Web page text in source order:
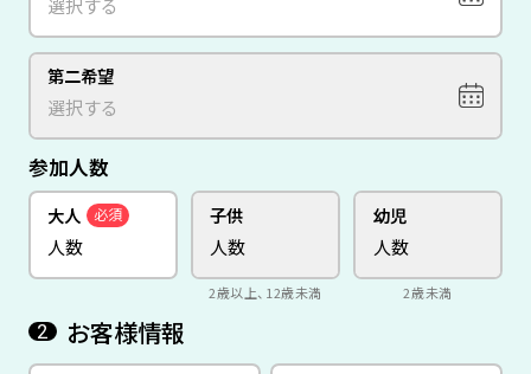
第二希望
参加人数
大人 必須 子供
2歳以上、12歳未満
幼児
2歳未満
2 お客様情報